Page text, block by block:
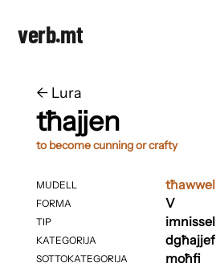
verb.mt
← ​​Lura
tħajjen
to become cunning or crafty
MUDELL
FORMA
TIP
KATEGORIJA
SOTTOKATEGORIJA
tħawwel
V
imnissel
dgħajjef
moħfi